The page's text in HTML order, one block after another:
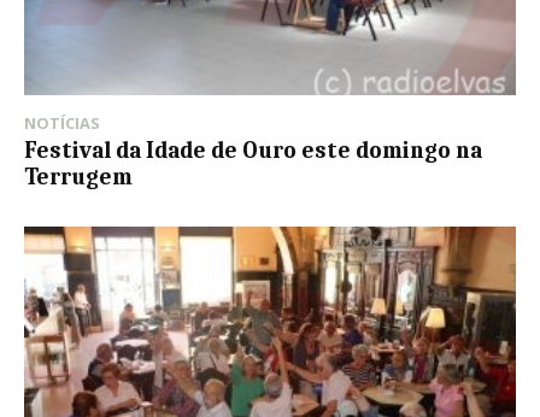
NOTÍCIAS
Festival da Idade de Ouro este domingo na
Terrugem